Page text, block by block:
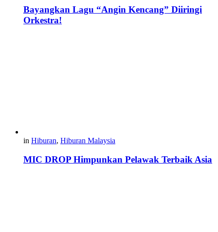
Bayangkan Lagu “Angin Kencang” Diiringi
Orkestra!
in Hiburan, Hiburan Malaysia
MIC DROP Himpunkan Pelawak Terbaik Asia